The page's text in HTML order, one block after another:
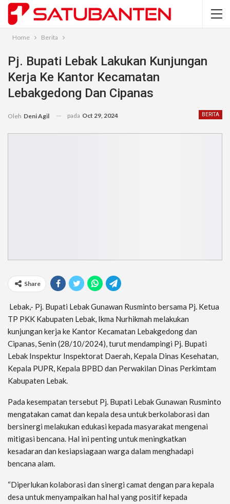
Home Berita
Pj. Bupati Lebak Lakukan Kunjungan
Kerja Ke Kantor Kecamatan
Lebakgedong Dan Cipanas
BERITA
Oleh Deni Agil pada Oct 29, 2024
Share
Lebak,- Pj. Bupati Lebak Gunawan Rusminto bersama Pj. Ketua
TP PKK Kabupaten Lebak, Ikma Nurhikmah melakukan
kunjungan kerja ke Kantor Kecamatan Lebakgedong dan
Cipanas, Senin (28/10/2024), turut mendampingi Pj. Bupati
Lebak Inspektur Inspektorat Daerah, Kepala Dinas Kesehatan,
Kepala PUPR, Kepala BPBD dan Perwakilan Dinas Perkimtam
Kabupaten Lebak.
Pada kesempatan tersebut Pj. Bupati Lebak Gunawan Rusminto
mengatakan camat dan kepala desa untuk berkolaborasi dan
bersinergi melakukan edukasi kepada masyarakat mengenai
mitigasi bencana. Hal ini penting untuk meningkatkan
kesadaran dan kesiapsiagaan warga dalam menghadapi
bencana alam.
“Diperlukan kolaborasi dan sinergi camat dengan para kepala
desa untuk menyampaikan hal hal yang positif kepada